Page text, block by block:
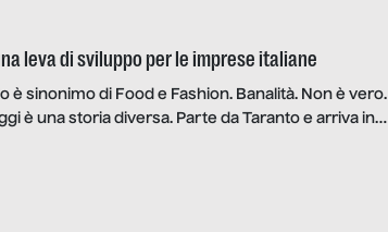
leva di sviluppo per le imprese italiane
è sinonimo di Food e Fashion. Banalità. Non è vero.
è una storia diversa. Parte da Taranto e arriva in
È la storia di Cosimo Palmisano, ingegnere